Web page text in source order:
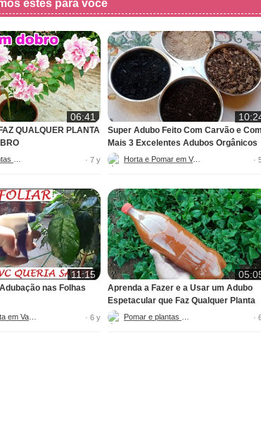
estes para você
06:41
QUALQUER PLANTA
· 7 y
Super Adubo Feito Com Carvão e Com
Mais 3 Excelentes Adubos Orgânicos
Horta e Pomar em Vaso ·
11:15
nas Folhas
· 6 y
Aprenda a Fazer e a Usar um Adubo
Espetacular que Faz Qualquer Planta
ficar Linda
·